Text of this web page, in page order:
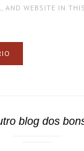
AND WEBSITE IN
blog dos